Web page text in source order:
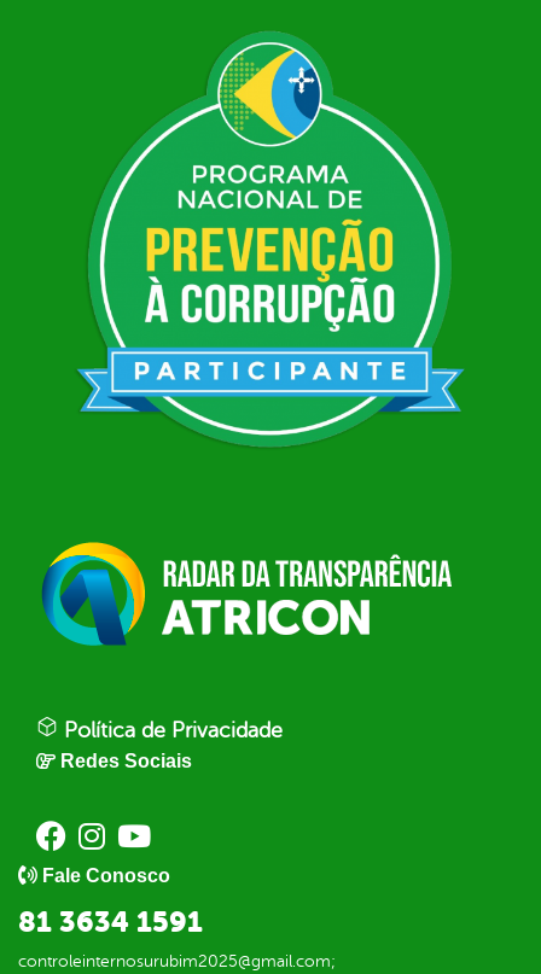
Política de Privacidade
Redes Sociais
Fale Conosco
81 3634 1591
controleinternosurubim2025@gmail.com;